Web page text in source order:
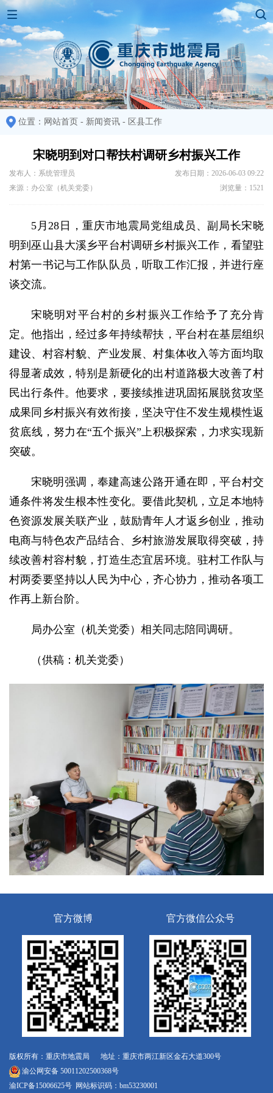
位置： 网站首页 - 新闻资讯 - 区县工作
宋晓明到对口帮扶村调研乡村振兴工作
发布人：系统管理员
发布日期：2026-06-03 09:22
来源：办公室（机关党委）
浏览量：1521
5月28日，重庆市地震局党组成员、副局长宋晓
明到巫山县大溪乡平台村调研乡村振兴工作，看望驻
村第一书记与工作队队员，听取工作汇报，并进行座
谈交流。
宋晓明对平台村的乡村振兴工作给予了充分肯
定。他指出，经过多年持续帮扶，平台村在基层组织
建设、村容村貌、产业发展、村集体收入等方面均取
得显著成效，特别是新硬化的出村道路极大改善了村
民出行条件。他要求，要接续推进巩固拓展脱贫攻坚
成果同乡村振兴有效衔接，坚决守住不发生规模性返
贫底线，努力在“五个振兴”上积极探索，力求实现新
突破。
宋晓明强调，奉建高速公路开通在即，平台村交
通条件将发生根本性变化。要借此契机，立足本地特
色资源发展关联产业，鼓励青年人才返乡创业，推动
电商与特色农产品结合、乡村旅游发展取得突破，持
续改善村容村貌，打造生态宜居环境。驻村工作队与
村两委要坚持以人民为中心，齐心协力，推动各项工
作再上新台阶。
局办公室（机关党委）相关同志陪同调研。
（供稿：机关党委）
官方微博 官方微信公众号
版权所有：重庆市地震局 地址：重庆市两江新区金石大道300号
渝公网安备 50011202500368号
渝ICP备15006625号 网站标识码：bm53230001